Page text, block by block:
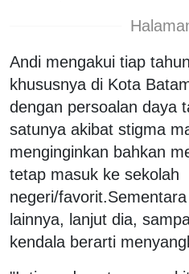
Andi mengakui tiap
khususnya di Kota
dengan persoalan daya
satunya akibat stigma
menginginkan bahkan
tetap masuk ke sekolah
negeri/
lainnya, lanjut dia,
kendala berarti